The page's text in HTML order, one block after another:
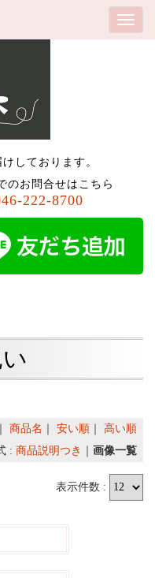
しております。
のお問合せはこちら
222-8700
商品名 安い順
高い順
: 商品説明つき 画像一覧
表示件数 :